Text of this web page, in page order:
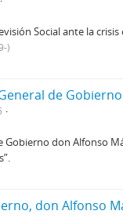
Social ante la crisis
)
don Alfonso